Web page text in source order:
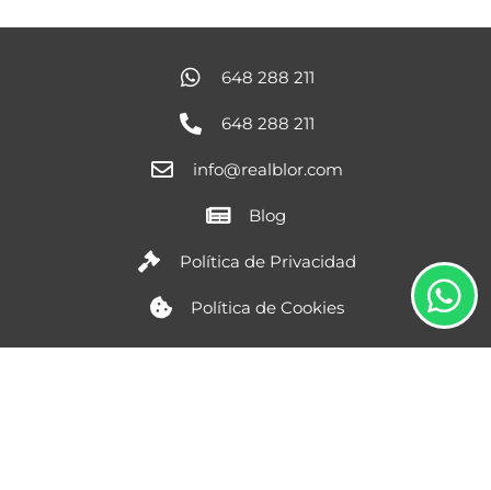
648 288 211
648 288 211
info@realblor.com
Blog
Política de Privacidad
Política de Cookies